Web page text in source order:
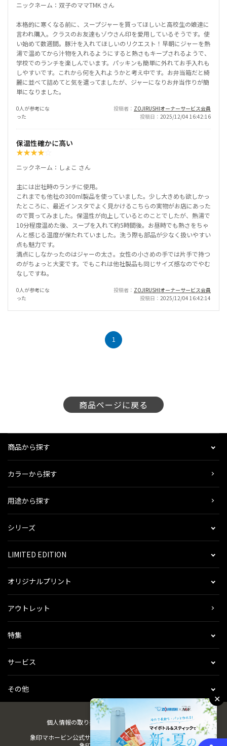
ニックネーム：双子のママTMK さん
本格的に寒くなる前に、スープジャーを買ってほしいと高校生の娘達に
言われ購入。クラスのお友達もゾウさん印を愛用しているそうです。使
い始めて数週間。豚汁を入れてほしいのリクエスト！早朝にジャーを熱
湯で温めてから汁物を入れるようにすると熱さもキープされるようで、
学校でのランチを楽しんでいます。パッキンも簡単に外れてお手入れも
しやすいです。これから何を入れようかと考え中です。お弁当箱だと綺
麗に並べて詰めてと気を遣ってましたが、ジャーになりお弁当作りが簡
単になりました。
0人が参考にな
った
投稿者
ZOJIRUSHIオーナーサービス会員
投稿日
2025/12/04 16:42:16
保温性確かに高い
★★★★
ニックネーム：しょこ さん
主には出社時のランチに使用。
これまでも他社の300ml製品を使っていました。少し大きめも欲しかっ
たところに、最近インスタでよく見かけるこちらの実物がお店にあった
ので買ってみました。保温性が向上しているとのことでしたが、熱湯で
10分程度温めた後、スープを入れて約5時間後。お昼時でも熱さをちゃ
んと感じる温度が保たれていました。洗う際も部品が少なく扱いやすい
点も魅力です。
満点にしなかったのはジャーの太さ。女性の小さめの手では片手で持つ
のがちょっと大変です。でもこれは他社製品も同じサイズ感なのでやむ
なしですね。
0人が参考にな
った
投稿者
ZOJIRUSHIオーナーサービス会員
投稿日
2025/12/04 16:42:14
1
商品ページに戻る
商品から探す
カラーから探す
用途から探す
シリーズ
LIMITED EDITION
オリジナルプリント
アウトレット
特集
サービス
その他
個人情報の取り扱い ご利用規約会員規約
象印マホービン公式サイト
ZOJIRUSHIオーナーサービス
✕